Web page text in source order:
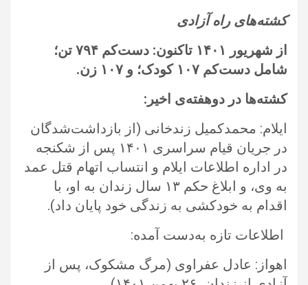
کشته‌های راه آزادی
از شهریور ۱۴۰۱ تاکنون: دست‌کم ۷۹۴ تن؛
شامل دست‌کم ۱۰۷ کودک؛ و ۱۰۷ زن.‏
کشته‌ها در دوهفته‌ی اخیر:
ایلام: محمدکمیل زندخانی (از بازداشت‌شدگان
در جریان قیام سراسری ۱۴۰۱ پس از شکنجه
در اداره اطلاعات ایلام و انتساب اتهام قتل عمد
به ‏وی، و ابلاغ حکم ۱۳ سال زندان به او، با
اقدام به خودکشی به زندگی خود پایان داد).‏
‏ اطلاعات تازه به‌دست‌ آمده:‏
اهواز: عادل عفراوی (مرگ مشکوک، پس از